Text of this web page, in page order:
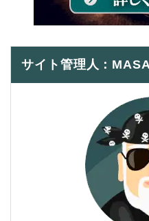
サイト管理人：